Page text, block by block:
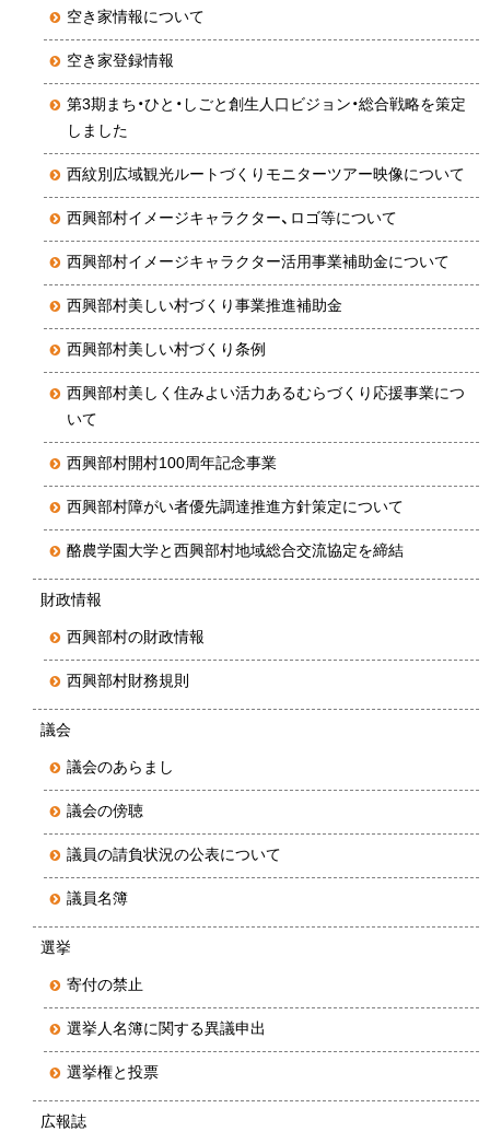
空き家情報について
空き家登録情報
第3期まち・ひと・しごと創生人口ビジョン・総合戦略を策定
しました
西紋別広域観光ルートづくりモニターツアー映像について
西興部村イメージキャラクター、ロゴ等について
西興部村イメージキャラクター活用事業補助金について
西興部村美しい村づくり事業推進補助金
西興部村美しい村づくり条例
西興部村美しく住みよい活力あるむらづくり応援事業につ
いて
西興部村開村100周年記念事業
西興部村障がい者優先調達推進方針策定について
酪農学園大学と西興部村地域総合交流協定を締結
財政情報
西興部村の財政情報
西興部村財務規則
議会
議会のあらまし
議会の傍聴
議員の請負状況の公表について
議員名簿
選挙
寄付の禁止
選挙人名簿に関する異議申出
選挙権と投票
広報誌